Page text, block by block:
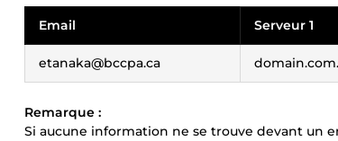
Email Serveur 1
etanaka@bccpa.ca
Remarque :
Si aucune information ne se trouve devant un